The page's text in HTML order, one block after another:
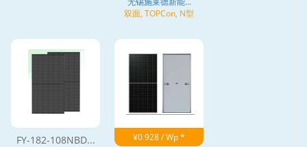
双面, TOPCon, N型
FY-182-108NBD... ¥0.928 / Wp *